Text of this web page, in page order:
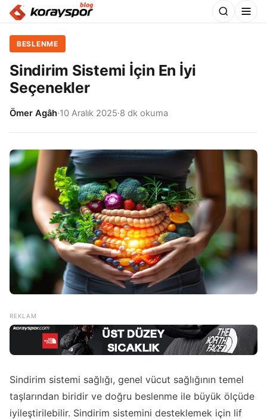
BESLENME
Sindirim Sistemi İçin En İyi
Seçenekler
Ömer Agâh·10 Aralık 2025·8 dk okuma
Sindirim sistemi sağlığı, genel vücut sağlığının temel
taşlarından biridir ve doğru beslenme ile büyük ölçüde
iyileştirilebilir. Sindirim sistemini desteklemek için lif